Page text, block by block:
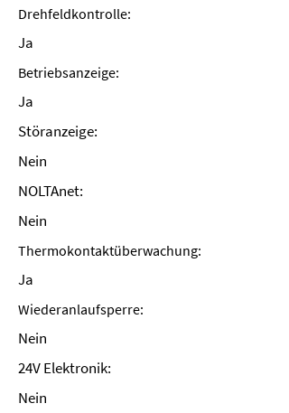
Drehfeldkontrolle:
Ja
Betriebsanzeige:
Ja
Störanzeige:
Nein
NOLTAnet:
Nein
Thermokontaktüberwachung:
Ja
Wiederanlaufsperre:
Nein
24V Elektronik:
Nein